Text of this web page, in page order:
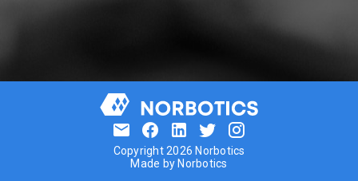
Copyright 2026 Norbotics
Made by Norbotics